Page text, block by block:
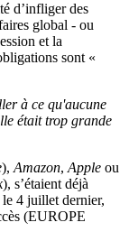
d’infliger des
global - ou
et la
sont «
à ce qu'aucune
était trop grande
), Amazon, Apple ou
), s’étaient déjà
4 juillet dernier,
(EUROPE